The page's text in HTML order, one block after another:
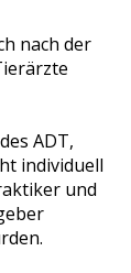
nach der
ADT,
individuell
und